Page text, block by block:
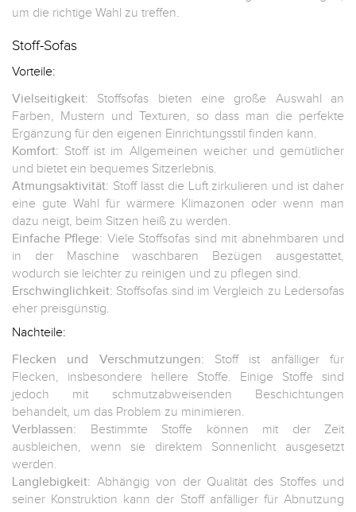
um die richtige Wahl zu treffen.
Stoff-Sofas
Vorteile:
Vielseitigkeit: Stoffsofas bieten eine große Auswahl an
Farben, Mustern und Texturen, so dass man die perfekte
Ergänzung für den eigenen Einrichtungsstil finden kann.
Komfort: Stoff ist im Allgemeinen weicher und gemütlicher
und bietet ein bequemes Sitzerlebnis.
Atmungsaktivität: Stoff lässt die Luft zirkulieren und ist daher
eine gute Wahl für wärmere Klimazonen oder wenn man
dazu neigt, beim Sitzen heiß zu werden.
Einfache Pflege: Viele Stoffsofas sind mit abnehmbaren und
in der Maschine waschbaren Bezügen ausgestattet,
wodurch sie leichter zu reinigen und zu pflegen sind.
Erschwinglichkeit: Stoffsofas sind im Vergleich zu Ledersofas
eher preisgünstig.
Nachteile:
Flecken und Verschmutzungen: Stoff ist anfälliger für
Flecken, insbesondere hellere Stoffe. Einige Stoffe sind
jedoch mit schmutzabweisenden Beschichtungen
behandelt, um das Problem zu minimieren.
Verblassen: Bestimmte Stoffe können mit der Zeit
ausbleichen, wenn sie direktem Sonnenlicht ausgesetzt
werden.
Langlebigkeit: Abhängig von der Qualität des Stoffes und
seiner Konstruktion kann der Stoff anfälliger für Abnutzung